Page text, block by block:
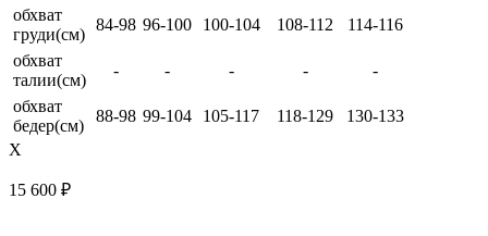
обхват
груди(см)
84-98 96-100 100-104 108-112
114-116
обхват
талии(см)
- - - -
-
обхват
бедер(см)
88-98 99-104 105-117 118-129
130-133
X
15 600 ₽